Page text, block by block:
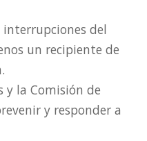
interrupciones del
un recipiente de
y la Comisión de
y responder a